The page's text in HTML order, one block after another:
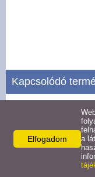
EFOP-1.5.2-16-
Kapcsolódó
Szervezeti,
Elfogadom
a